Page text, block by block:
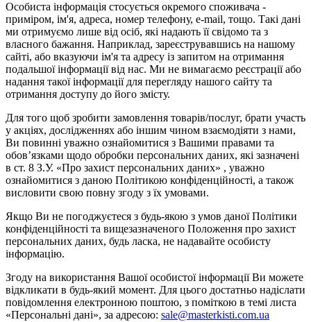
Особиста інформація стосується окремого споживача -
приміром, ім'я, адреса, номер телефону, e-mail, тощо. Такі дані
ми отримуємо лише від осіб, які надають її свідомо та з
власного бажання. Наприклад, зареєструвавшись на нашому
сайті, або вказуючи ім'я та адресу із запитом на отримання
подальшої інформації від нас. Ми не вимагаємо реєстрації або
надання такої інформації для перегляду нашого сайту та
отримання доступу до його змісту.
Для того щоб зробити замовлення товарів/послуг, брати участь
у акціях, дослідженнях або іншим чином взаємодіяти з нами,
Ви повинні уважно ознайомитися з Вашими правами та
обов’язками щодо обробки персональних даних, які зазначені
в ст. 8 З.У. «Про захист персональних даних» , уважно
ознайомитися з даною Політикою конфіденційності, а також
висловити свою повну згоду з їх умовами.
Якщо Ви не погоджуєтеся з будь-якою з умов даної Політики
конфіденційності та вищезазначеного Положення про захист
персональних даних, будь ласка, не надавайте особисту
інформацію.
Згоду на використання Вашої особистої інформації Ви можете
відкликати в будь-який момент. Для цього достатньо надіслати
повідомлення електронною поштою, з поміткою в темі листа
«Персональні дані», за адресою: sale@masterkisti.com.ua